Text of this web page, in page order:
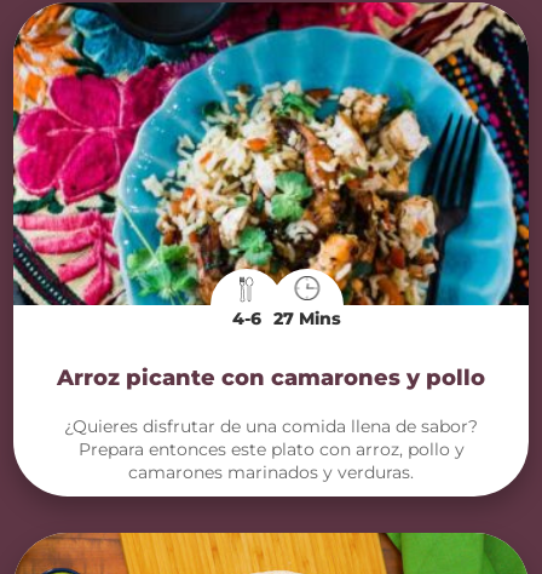
4-6 27 Mins
Arroz picante con camarones y pollo
¿Quieres disfrutar de una comida llena de sabor?
Prepara entonces este plato con arroz, pollo y
camarones marinados y verduras.